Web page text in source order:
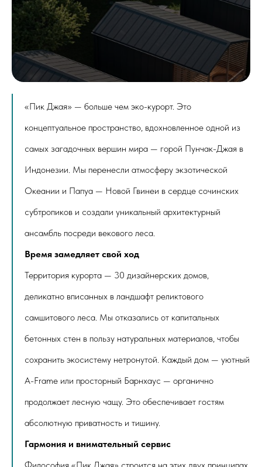
«Пик Джая» — больше чем эко-курорт. Это
концептуальное пространство, вдохновленное одной из
самых загадочных вершин мира — горой Пунчак-Джая в
Индонезии. Мы перенесли атмосферу экзотической
Океании и Папуа — Новой Гвинеи в сердце сочинских
субтропиков и создали уникальный архитектурный
ансамбль посреди векового леса.
Время замедляет свой ход
Территория курорта — 30 дизайнерских домов,
деликатно вписанных в ландшафт реликтового
самшитового леса. Мы отказались от капитальных
бетонных стен в пользу натуральных материалов, чтобы
сохранить экосистему нетронутой. Каждый дом — уютный
A-Frame или просторный Барнхаус — органично
продолжает лесную чащу. Это обеспечивает гостям
абсолютную приватность и тишину.
Гармония и внимательный сервис